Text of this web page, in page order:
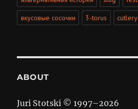
вкусовые сосочки 3-torus cutlery
ABOUT
Juri Stotski © 1997–2026